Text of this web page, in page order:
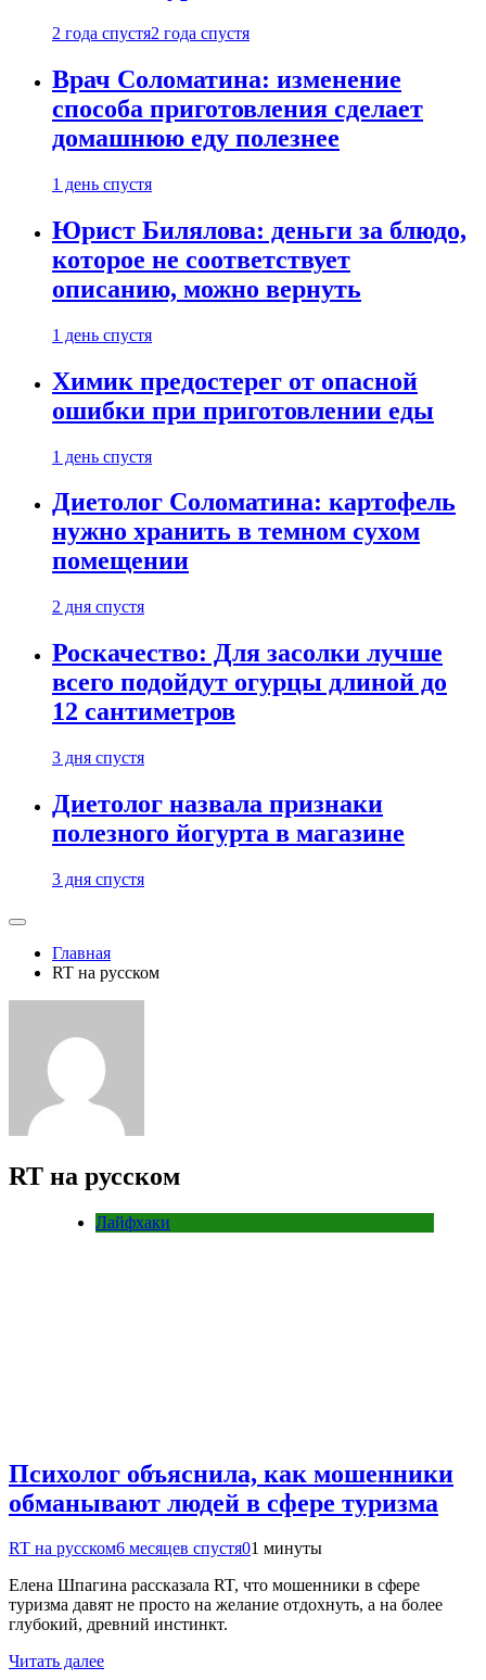
2 года спустя2 года спустя
Врач Соломатина: изменение
способа приготовления сделает
домашнюю еду полезнее
1 день спустя
Юрист Билялова: деньги за блюдо,
которое не соответствует
описанию, можно вернуть
1 день спустя
Химик предостерег от опасной
ошибки при приготовлении еды
1 день спустя
Диетолог Соломатина: картофель
нужно хранить в темном сухом
помещении
2 дня спустя
Роскачество: Для засолки лучше
всего подойдут огурцы длиной до
12 сантиметров
3 дня спустя
Диетолог назвала признаки
полезного йогурта в магазине
3 дня спустя
Главная
RT на русском
RT на русском
Лайфхаки
Психолог объяснила, как мошенники
обманывают людей в сфере туризма
RT на русском6 месяцев спустя01 минуты
Елена Шпагина рассказала RT, что мошенники в сфере
туризма давят не просто на желание отдохнуть, а на более
глубокий, древний инстинкт.
Читать далее